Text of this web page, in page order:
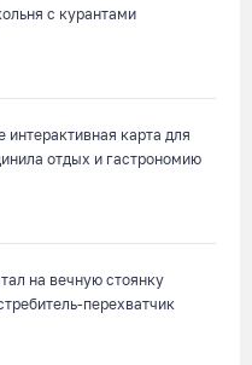
с курантами
интерактивная карта для
отдых и гастрономию
на вечную стоянку
перехватчик